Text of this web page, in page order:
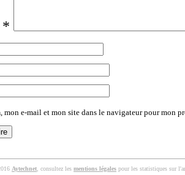
*
mon e-mail et mon site dans le navigateur pour mon
Aytechnet , consultez les mentions légales pour les statistiques sur